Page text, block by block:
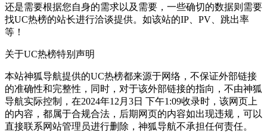
还是需要根据您自身的需求以及需要，一些确切的数据则需要
找UC热榜的站长进行洽谈提供。如该站的IP、PV、跳出率
等！
关于UC热榜特别声明
本站神狐导航提供的UC热榜都来源于网络，不保证外部链接
的准确性和完整性，同时，对于该外部链接的指向，不由神狐
导航实际控制，在2024年12月3日 下午1:09收录时，该网页上
的内容，都属于合规合法，后期网页的内容如出现违规，可以
直接联系网站管理员进行删除，神狐导航不承担任何责任。